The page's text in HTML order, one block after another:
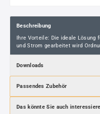
Beschreibung
Ihre Vorteile: Die ideale
und Strom gearbeitet wird
Downloads
Passendes Zubehör
Das könnte Sie auch